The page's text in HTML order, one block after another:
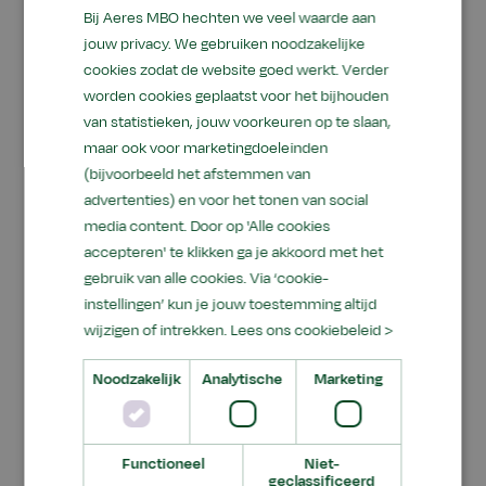
generatie telers op voor tuinbouw, akkerbouw,
fruit-, bloemen- en boomteelt. Studenten
krijgen les in een kas op loopafstand van het
hoofdgebouw. Theorie en praktijk lopen
dagelijks in elkaar over: wat je leert in de les, pas
je direct toe in de kas, de demo- en oefentuin of
tijdens je stage.
De opleiding werkt nauw samen met een sterk
netwerk van biologische bedrijven in de regio,
van akkerbouwers tot boomkwekerijen en
zadenbedrijven. Studenten lopen stage bij deze
bedrijven of bij een biologisch bedrijf in de buurt
van hun woonplaats.
Biologische Teelt in Velp trekt een diverse groep
studenten: vmbo-doorstromers, havisten en
Bij Aeres MBO hechten we veel waarde aan
jouw privacy. We gebruiken noodzakelijke
cookies zodat de website goed werkt. Verder
worden cookies geplaatst voor het bijhouden
van statistieken, jouw voorkeuren op te slaan,
maar ook voor marketingdoeleinden
(bijvoorbeeld het afstemmen van
advertenties) en voor het tonen van social
media content. Door op 'Alle cookies
accepteren' te klikken ga je akkoord met het
gebruik van alle cookies. Via ‘cookie-
instellingen’ kun je jouw toestemming altijd
wijzigen of intrekken. Lees ons cookiebeleid >
Noodzakelijk Analytische Marketing
Functioneel
Niet-
geclassificeerd